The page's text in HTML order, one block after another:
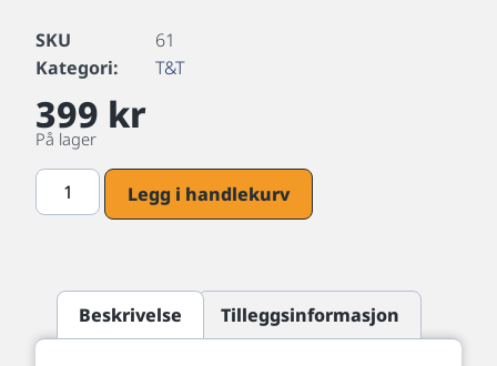
SKU
61
Kategori:
T&T
399 kr
På lager
Legg i handlekurv
Beskrivelse Tilleggsinformasjon